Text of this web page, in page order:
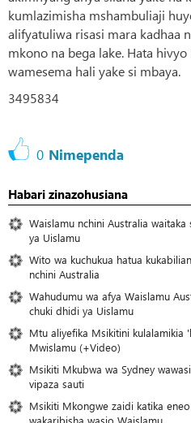
kumlazimisha mshambuliaji
alifyatuliwa risasi mara kadhaa
mkono na bega lake. Hata
wamesema hali yake si mbaya.
3495834
0 Nimependa
Habari zinazohusiana
Waislamu nchini Australia
ya Uislamu
Wito wa kuchukua hatua
nchini Australia
Wahudumu wa afya Waislamu
chuki dhidi ya Uislamu
Mtu aliyefika Msikitini kulalamikia
Mwislamu (+Video)
Msikiti Mkubwa wa Sydney
vipaza sauti
Msikiti Mkongwe zaidi katika